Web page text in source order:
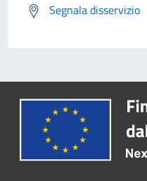
Segnala disservizio